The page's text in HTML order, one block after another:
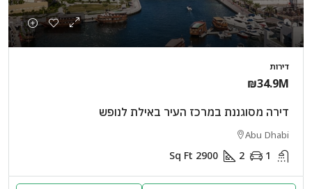
דירות
₪34.9M
דירה מסוגננת במרכז העיר באילת לנופש
Abu Dhabi
1
2
2900
Sq Ft